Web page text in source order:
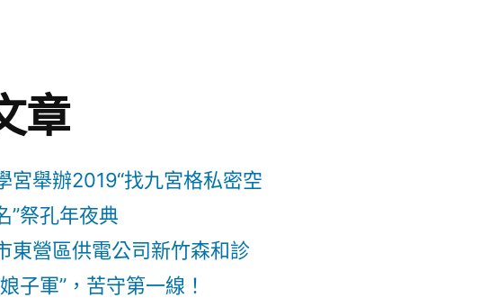
章
宮舉辦2019“找九宮格私密空
”祭孔年夜典
東營區供電公司新竹森和診
子軍”，苦守第一線！